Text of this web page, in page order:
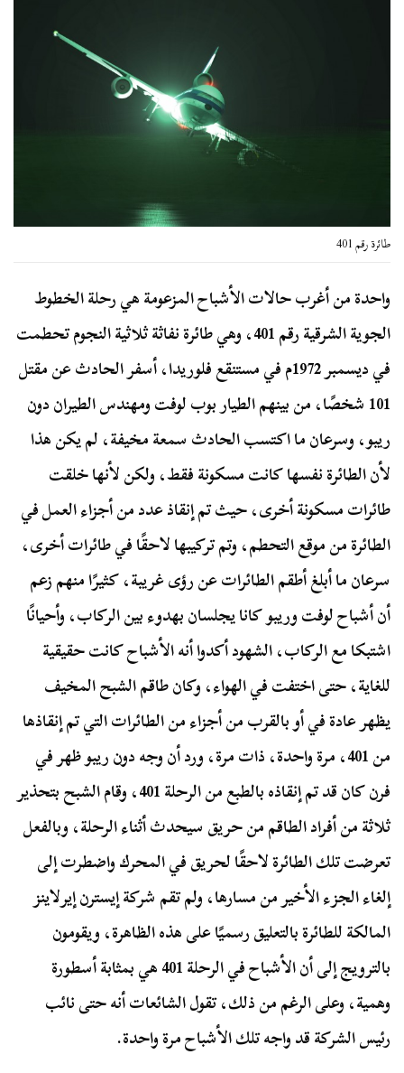
طائرة رقم 401
واحدة من أغرب حالات الأشباح المزعومة هي رحلة الخطوط
الجوية الشرقية رقم 401، وهي طائرة نفاثة ثلاثية النجوم تحطمت
في ديسمبر 1972م في مستنقع فلوريدا، أسفر الحادث عن مقتل
101 شخصًا، من بينهم الطيار بوب لوفت ومهندس الطيران دون
ريبو، وسرعان ما اكتسب الحادث سمعة مخيفة، لم يكن هذا
لأن الطائرة نفسها كانت مسكونة فقط، ولكن لأنها خلقت
طائرات مسكونة أخرى، حيث تم إنقاذ عدد من أجزاء العمل في
الطائرة من موقع التحطم، وتم تركيبها لاحقًا في طائرات أخرى،
سرعان ما أبلغ أطقم الطائرات عن رؤى غريبة، كثيرًا منهم زعم
أن أشباح لوفت وريبو كانا يجلسان بهدوء بين الركاب، وأحيانًا
اشتبكا مع الركاب، الشهود أكدوا أنه الأشباح كانت حقيقية
للغاية، حتى اختفت في الهواء، وكان طاقم الشبح المخيف
يظهر عادة في أو بالقرب من أجزاء من الطائرات التي تم إنقاذها
من 401، مرة واحدة، ذات مرة، ورد أن وجه دون ريبو ظهر في
فرن كان قد تم إنقاذه بالطبع من الرحلة 401، وقام الشبح بتحذير
ثلاثة من أفراد الطاقم من حريق سيحدث أثناء الرحلة، وبالفعل
تعرضت تلك الطائرة لاحقًا لحريق في المحرك واضطرت إلى
إلغاء الجزء الأخير من مسارها، ولم تقم شركة إيسترن إيرلاينز
المالكة للطائرة بالتعليق رسميًا على هذه الظاهرة، ويقومون
بالترويج إلى أن الأشباح في الرحلة 401 هي بمثابة أسطورة
وهمية، وعلى الرغم من ذلك، تقول الشائعات أنه حتى نائب
رئيس الشركة قد واجه تلك الأشباح مرة واحدة.